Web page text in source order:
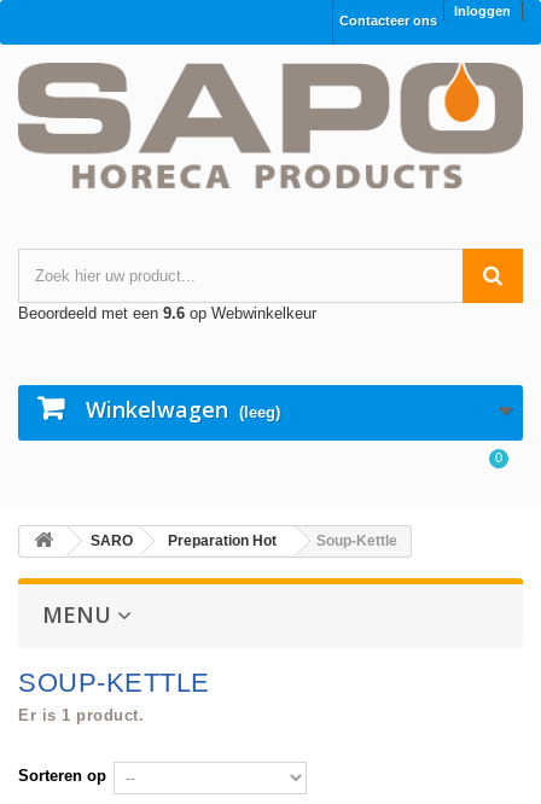
Inloggen
Contacteer ons
Beoordeeld met een 9.6 op Webwinkelkeur
Winkelwagen (leeg)
0
SARO Preparation Hot Soup-Kettle
MENU
SOUP-KETTLE
Er is 1 product.
Sorteren op